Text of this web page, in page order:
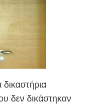
δεν δικάστηκαν